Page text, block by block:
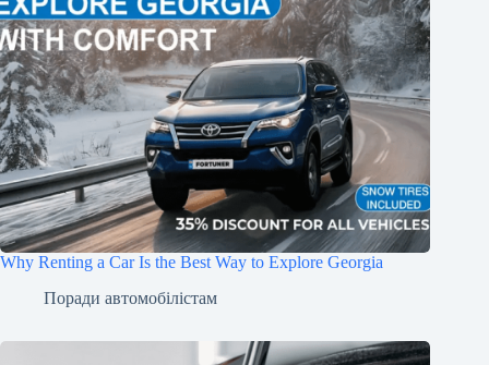
Why Renting a Car Is the Best Way to Explore Georgia
Поради автомобілістам